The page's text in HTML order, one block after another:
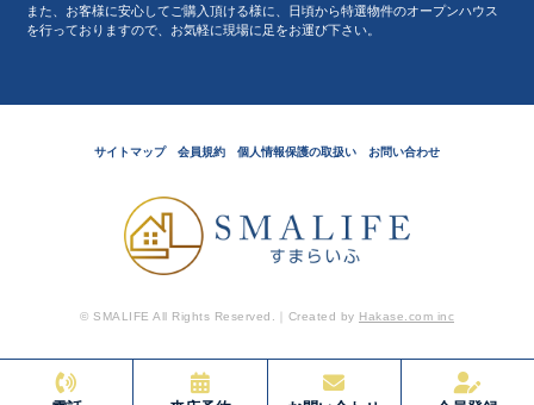
また、お客様に安心してご購入頂ける様に、日頃から特選物件のオープンハウス
を行っておりますので、お気軽に現場に足をお運び下さい。
サイトマップ 会員規約 個人情報保護の取扱い お問い合わせ
© SMALIFE All Rights Reserved.｜Created by Hakase.com inc